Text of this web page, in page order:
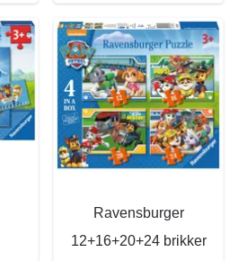
Ravensburger
12+16+20+24 brikker